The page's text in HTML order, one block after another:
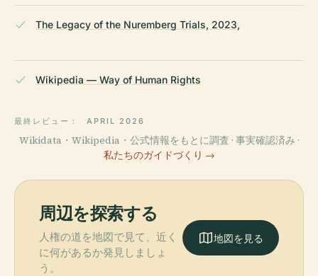
The Legacy of the Nuremberg Trials, 2023,
Wikipedia — Way of Human Rights
最終レビュー： APRIL 2026
Wikidata・Wikipedia・公式情報をもとに調査 · 事実確認済み ·
私たちのガイドづくり →
周辺を探索する
人権の道を地図で見て、近く
に何があるか発見しましょ
う。
地図を見る